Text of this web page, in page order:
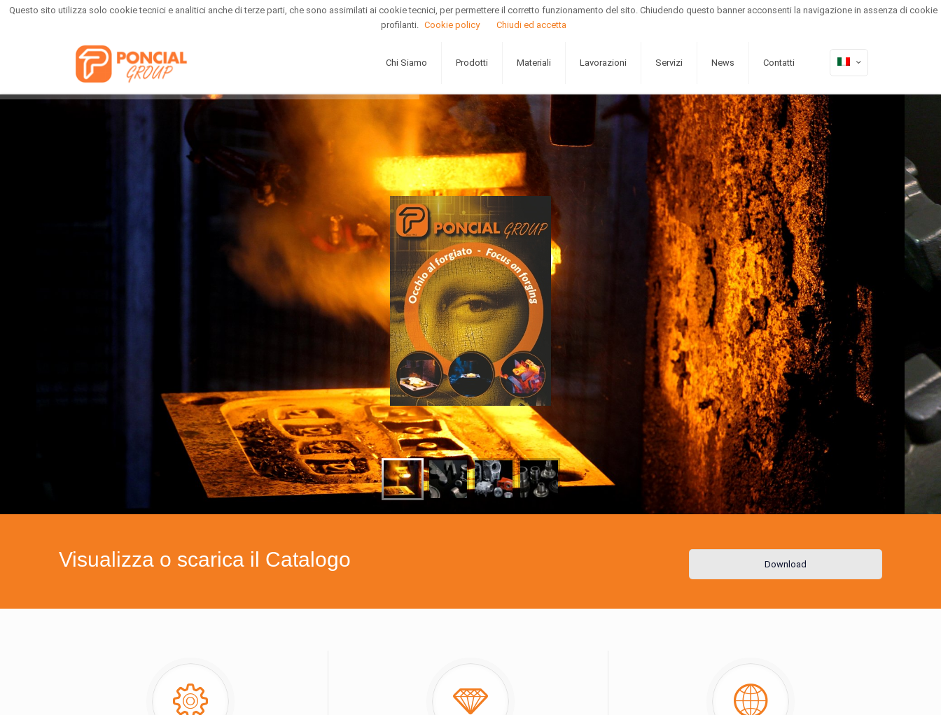
Area riservata Newsletter
Chi Siamo Prodotti Materiali Lavorazioni Servizi News Contatti
Visualizza o scarica il Catalogo Download
Questo sito utilizza solo cookie tecnici e analitici anche di terze parti, che sono assimilati ai cookie tecnici, per permettere il corretto funzionamento del sito. Chiudendo questo banner acconsenti la navigazione in assenza di cookie
profilanti. Cookie policy Chiudi ed accetta